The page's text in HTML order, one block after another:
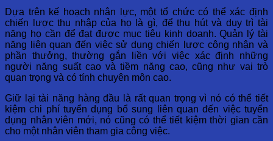
Dựa trên kế hoạch nhân lực, một tổ chức có thể xác định
chiến lược thu nhập của họ là gì, để thu hút và duy trì tài
năng họ cần để đạt được mục tiêu kinh doanh. Quản lý tài
năng liên quan đến việc sử dụng chiến lược công nhận và
phần thưởng, thường gắn liền với việc xác định những
người năng suất cao và tiềm năng cao, cũng như vai trò
quan trọng và có tính chuyên môn cao.
Giữ lại tài năng hàng đầu là rất quan trọng vì nó có thể tiết
kiệm chi phí tuyển dụng bổ sung liên quan đến việc tuyển
dụng nhân viên mới, nó cũng có thể tiết kiệm thời gian cần
cho một nhân viên tham gia công việc.